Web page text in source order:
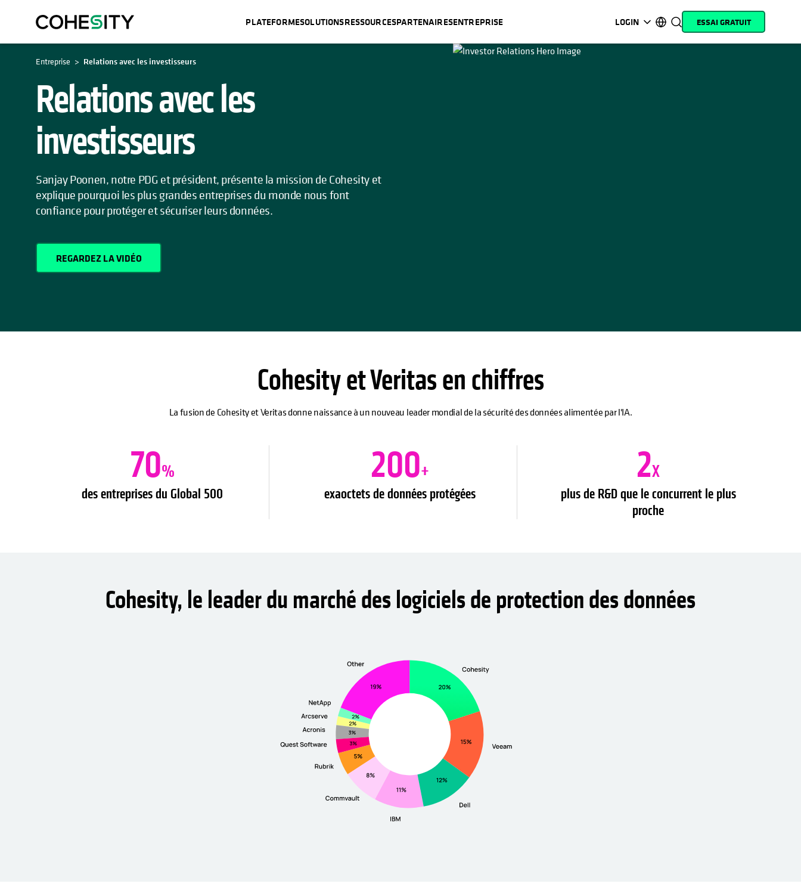
PLATEFORMESOLUTIONSRESSOURCESPARTENAIRESENTREPRISE LOGIN
s’ouvre dans un nouvel onglet
s’ouvre dans un nouvel onglet
s’ouvre dans un nouvel onglet
s’ouvre dans un nouvel onglet
s’ouvre dans un nouvel onglet
s’ouvre dans un nouvel onglet
s’ouvre dans un nouvel onglet
s’ouvre dans un nouvel onglet
ESSAI GRATUIT
Entreprise Relations avec les investisseurs
Relations avec les
investisseurs
Sanjay Poonen, notre PDG et président, présente la mission de Cohesity et
explique pourquoi les plus grandes entreprises du monde nous font
confiance pour protéger et sécuriser leurs données.
REGARDEZ LA VIDÉO
Cohesity et Veritas en chiffres
La fusion de Cohesity et Veritas donne naissance à un nouveau leader mondial de la sécurité des données alimentée par l'IA.
70%
des entreprises du Global 500
200+
exaoctets de données protégées
2X
plus de R&D que le concurrent le plus
proche
Cohesity, le leader du marché des logiciels de protection des données